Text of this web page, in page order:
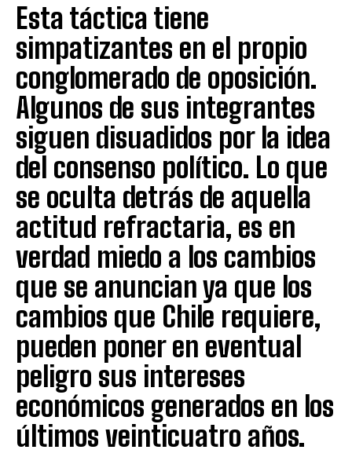
Esta táctica tiene
simpatizantes en el propio
conglomerado de oposición.
Algunos de sus integrantes
siguen disuadidos por la idea
del consenso político. Lo que
se oculta detrás de aquella
actitud refractaria, es en
verdad miedo a los cambios
que se anuncian ya que los
cambios que Chile requiere,
pueden poner en eventual
peligro sus intereses
económicos generados en los
últimos veinticuatro años.